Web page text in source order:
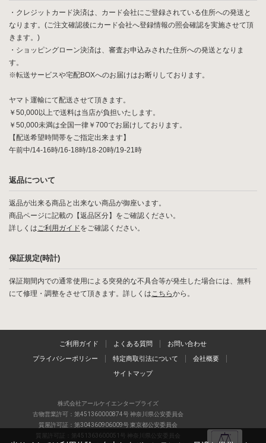
・クレジットカード決済は、カード会社にご登録されている住所への発送と
なります。(ご注文確認後にカード会社へ登録情報の照会確認を実施させて頂
きます。)
・ショッピングローン決済は、審査お申込みされた住所への発送となりま
す。
※転送サービスや宅配BOXへのお届けはお断りしております。
ヤマト運輸にて配送させて頂きます。
￥50,000以上で送料は当店が負担いたします。
￥50,000未満は全国一律￥700でお届けしております。
【配送希望時間帯をご指定出来ます】
午前中/14-16時/16-18時/18-20時/19-21時
返品について
返品が出来る商品と出来ない商品が御座います。
商品ページに記載の【返品区分】をご確認ください。
詳しくはご利用ガイドをご確認ください。
保証規定(時計)
保証期間内での通常使用による突発的な不具合等が発生した場合には、無料
にて修理・調整をさせて頂きます。詳しくはこちらから。
ご利用ガイド よくある質問 お問い合わせ
プライバシーポリシー 特定商取引法について 会社概要
サイトマップ
株式会社アールケイエンタープライズ
古物営業許可：第451360000874号 神奈川県公安委員会
質屋許可証：第304360906009号 東京都公安委員会
質屋許可証：第451363600051号 神奈川県公安委員会